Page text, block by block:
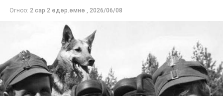
Огноо: 2 сар 2 өдөр.өмнө , 2026/06/08